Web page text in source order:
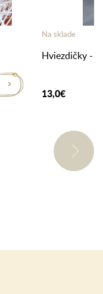
Na sklade
Hviezdičky -
13,0€